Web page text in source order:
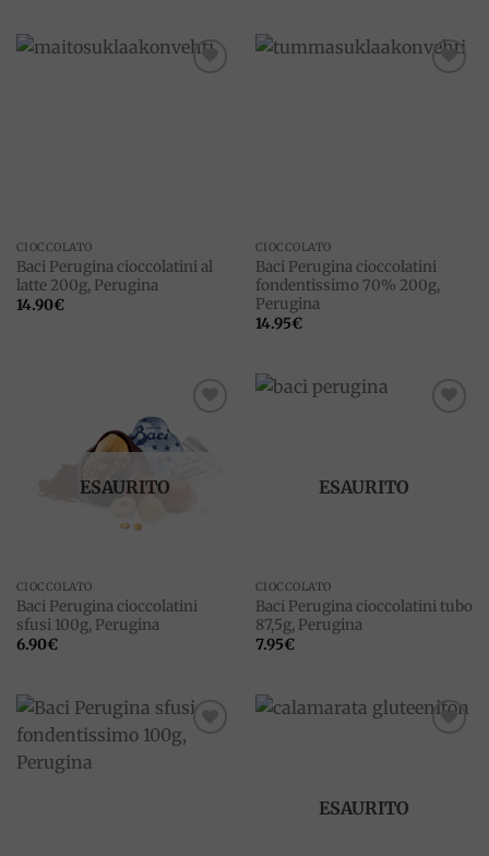
CIOCCOLATO
Baci Perugina cioccolatini al
latte 200g, Perugina
14.90€
CIOCCOLATO
Baci Perugina cioccolatini
fondentissimo 70% 200g,
Perugina
14.95€
wishlist
ESAURITO
CIOCCOLATO
Baci Perugina cioccolatini
sfusi 100g, Perugina
6.90€
ESAURITO
CIOCCOLATO
Baci Perugina cioccolatini tubo
87,5g, Perugina
7.95€
Add to
ESAURITO